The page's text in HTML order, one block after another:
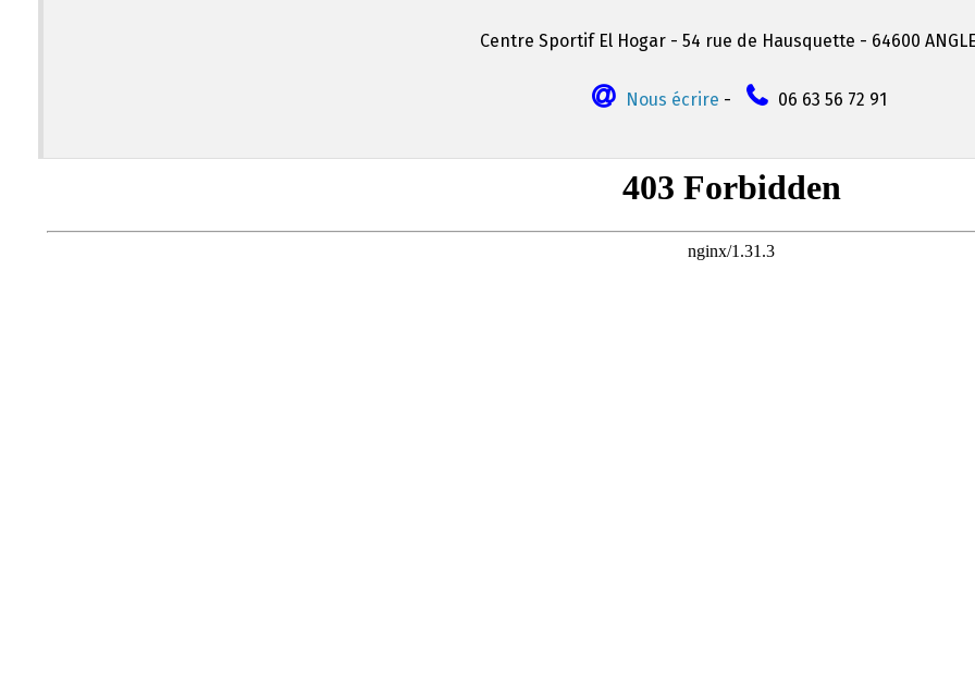
Centre Sportif El Hogar - 54 rue de Hausquette - 64600
Nous écrire - 06 63 56 72 91